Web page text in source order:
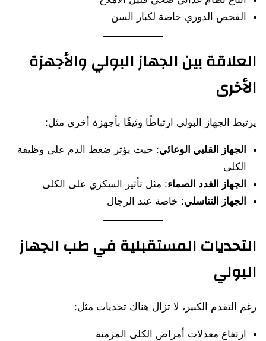
الفحص الدوري خاصة لكبار السن
العلاقة بين الجهاز البولي والأجهزة
الأخرى
يرتبط الجهاز البولي ارتباطًا وثيقًا بأجهزة أخرى مثل:
الجهاز القلبي الوعائي: حيث يؤثر ضغط الدم على وظيفة
الكلى
الجهاز الغدد الصماء: مثل تأثير السكري على الكلى
الجهاز التناسلي: خاصة عند الرجال
التحديات المستقبلية في طب الجهاز
البولي
رغم التقدم الكبير، لا تزال هناك تحديات مثل:
ارتفاع معدلات أمراض الكلى المزمنة